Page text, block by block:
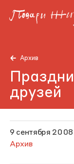
Архив
друзей
9 сентября 2008
Архив